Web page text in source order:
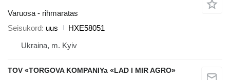
Varuosa - rihmaratas
Seisukord uus
HXE58051
Ukraina, m. Kyiv
TOV «TORGOVA KOMPANIYa «LAD I MIR AGRO»